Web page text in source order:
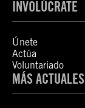
INVOLÚCRATE
Únete
Actúa
Voluntariado
MÁS ACTUALES